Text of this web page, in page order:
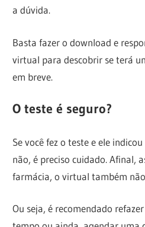
a dúvida.
Basta fazer o download e
virtual para descobrir se terá
em breve.
O teste é seguro?
Se você fez o teste e ele
não, é preciso cuidado. Afinal,
farmácia, o virtual também
Ou seja, é recomendado